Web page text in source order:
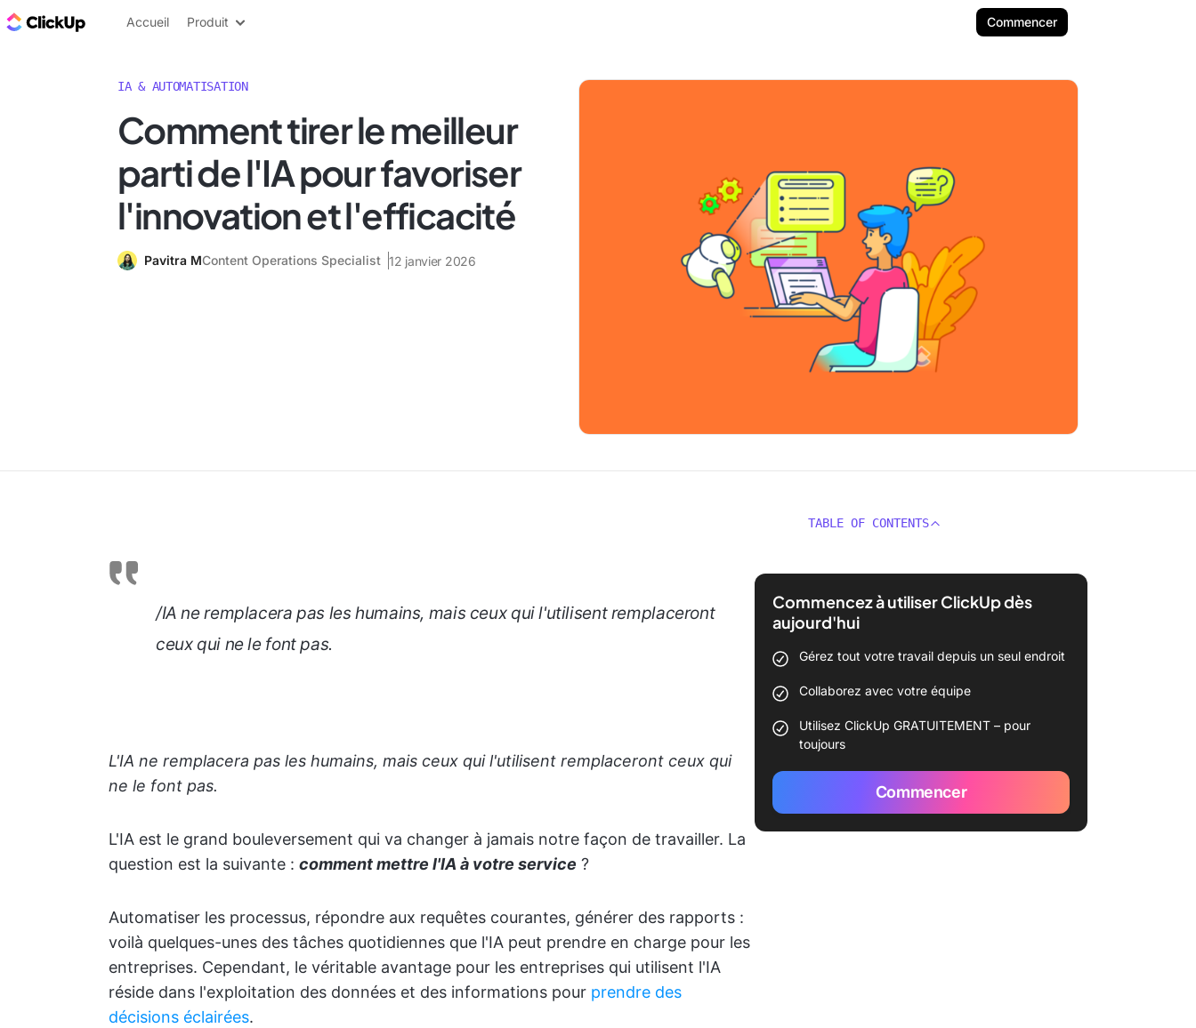
ClickUp Blog
Accueil Produit Commencer
IA & AUTOMATISATION
Comment tirer le meilleur
parti de l'IA pour favoriser
l'innovation et l'efficacité
Pavitra MContent Operations Specialist 12 janvier 2026
/IA ne remplacera pas les humains, mais ceux qui l'utilisent remplaceront
ceux qui ne le font pas.
L'IA ne remplacera pas les humains, mais ceux qui l'utilisent remplaceront ceux qui
ne le font pas.
L'IA est le grand bouleversement qui va changer à jamais notre façon de travailler. La
question est la suivante : comment mettre l'IA à votre service ?
Automatiser les processus, répondre aux requêtes courantes, générer des rapports :
voilà quelques-unes des tâches quotidiennes que l'IA peut prendre en charge pour les
entreprises. Cependant, le véritable avantage pour les entreprises qui utilisent l'IA
réside dans l'exploitation des données et des informations pour prendre des
décisions éclairées.
TABLE OF CONTENTS
Commencez à utiliser ClickUp dès
aujourd'hui
Gérez tout votre travail depuis un seul endroit
Collaborez avec votre équipe
Utilisez ClickUp GRATUITEMENT – pour
toujours
Commencer